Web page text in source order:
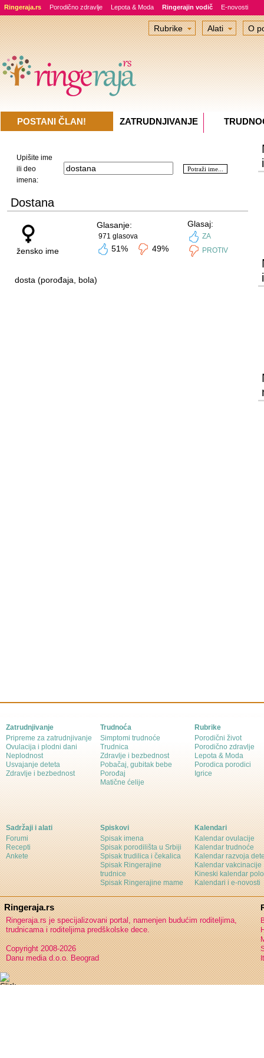
Ringeraja.rs Porodično zdravlje Lepota & Moda Ringerajin vodič E-novosti
Upišite ime
ili deo
imena:
Dostana
žensko ime
Glasanje:
971 glasova
51% 49%
Glasaj:
ZA
PROTIV
dosta (porođaja, bola)
Rubrike Alati O
POSTANI ČLAN! ZATRUDNJIVANJE
Zatrudnjivanje
Pripreme za zatrudnjivanje
Ovulacija i plodni dani
Neplodnost
Usvajanje deteta
Zdravlje i bezbednost
Trudnoća
Simptomi trudnoće
Trudnica
Zdravlje i bezbednost
Pobačaj, gubitak bebe
Porođaj
Matične ćelije
Rubrike
Porodični život
Porodično zdravlje
Lepota & Moda
Porodica porodici
Igrice
Sadržaji i alati
Forumi
Recepti
Ankete
Spiskovi
Spisak imena
Spisak porodilišta u Srbiji
Spisak trudilica i čekalica
Spisak Ringerajine
trudnice
Spisak Ringerajine mame
Kalendari
Kalendar ovulacije
Kalendar trudnoće
Kalendar razvoja
Kalendar vakcinacije
Kineski kalendar
Kalendari i e-novosti
Ringeraja.rs
Ringeraja.rs je specijalizovani portal, namenjen budućim roditeljima,
trudnicama i roditeljima predškolske dece.
Copyright 2008-2026
Danu media d.o.o. Beograd